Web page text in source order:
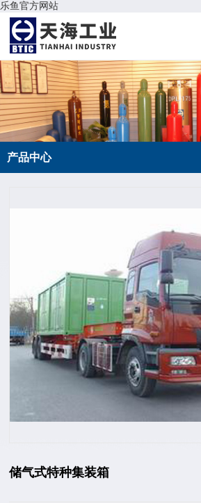
乐鱼官方网站
产品中心
储气式特种集装箱